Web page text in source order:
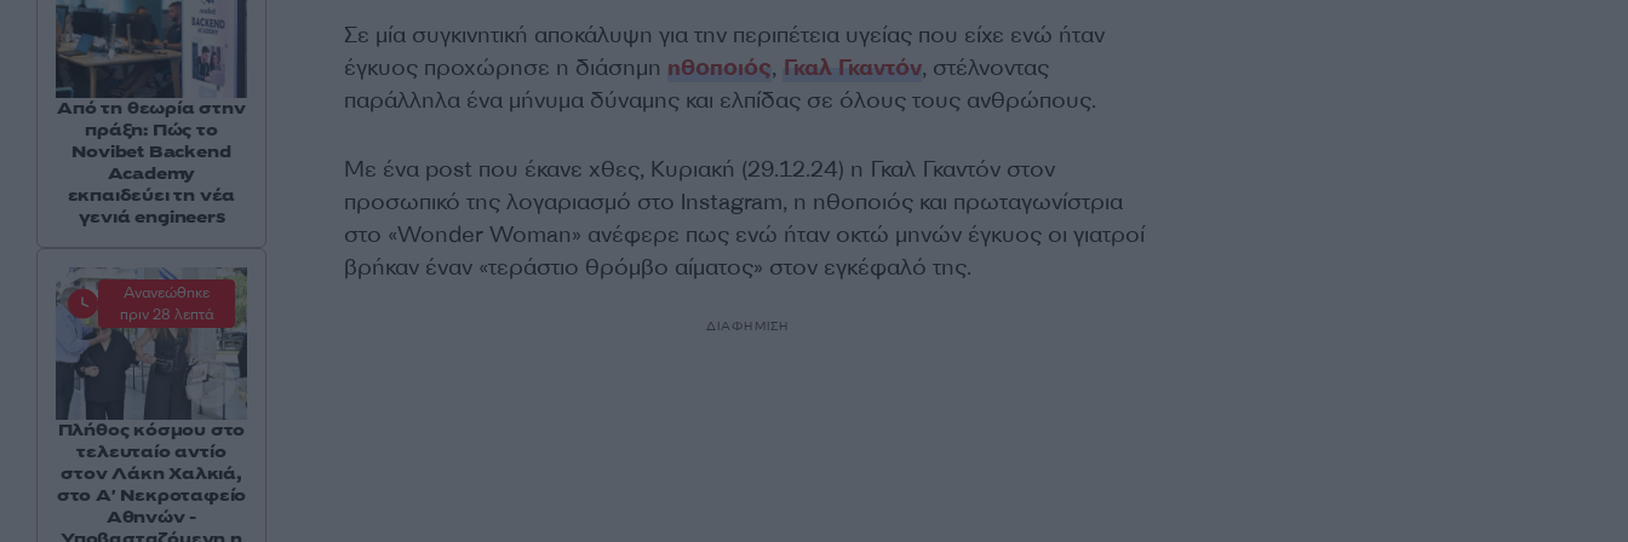
Σε μία συγκινητική αποκάλυψη για την περιπέτεια υγείας που είχε ενώ ήταν
έγκυος προχώρησε η διάσημη ηθοποιός, Γκαλ Γκαντόν, στέλνοντας
παράλληλα ένα μήνυμα δύναμης και ελπίδας σε όλους τους ανθρώπους.
Με ένα post που έκανε χθες, Κυριακή (29.12.24) η Γκαλ Γκαντόν στον
προσωπικό της λογαριασμό στο Instagram, η ηθοποιός και πρωταγωνίστρια
στο «Wonder Woman» ανέφερε πως ενώ ήταν οκτώ μηνών έγκυος οι γιατροί
βρήκαν έναν «τεράστιο θρόμβο αίματος» στον εγκέφαλό της.
ΔΙΑΦΗΜΙΣΗ
Από τη θεωρία στην
πράξη: Πώς το
Novibet Backend
Academy
εκπαιδεύει τη νέα
γενιά engineers
Ανανεώθηκε
πριν 28 λεπτά
Πλήθος κόσμου στο
τελευταίο αντίο
στον Λάκη Χαλκιά,
στο Α' Νεκροταφείο
Αθηνών -